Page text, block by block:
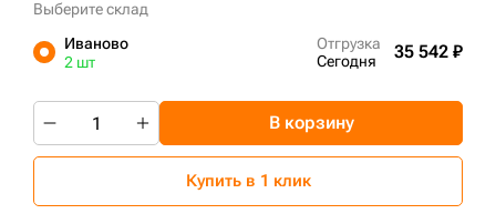
Выберите склад
Иваново
2 шт
Отгрузка
Сегодня
35 542 ₽
В корзину
Купить в 1 клик